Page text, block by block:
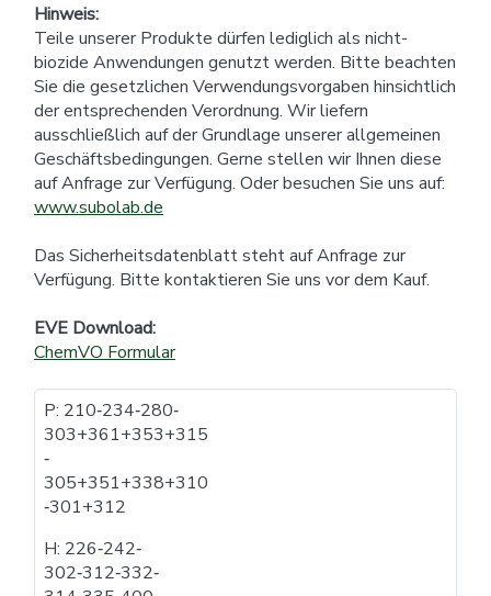
Hinweis:
Teile unserer Produkte dürfen lediglich als nicht-
biozide Anwendungen genutzt werden. Bitte beachten
Sie die gesetzlichen Verwendungsvorgaben hinsichtlich
der entsprechenden Verordnung. Wir liefern
ausschließlich auf der Grundlage unserer allgemeinen
Geschäftsbedingungen. Gerne stellen wir Ihnen diese
auf Anfrage zur Verfügung. Oder besuchen Sie uns auf:
www.subolab.de
Das Sicherheitsdatenblatt steht auf Anfrage zur
Verfügung. Bitte kontaktieren Sie uns vor dem Kauf.
EVE Download:
ChemVO Formular
P: 210​‐​234​‐​280​‐​
303+361+353+315​
‐​
305+351+338+310​
‐​301+312
H: 226​‐​242​‐​
302​‐​312​‐​332​‐​